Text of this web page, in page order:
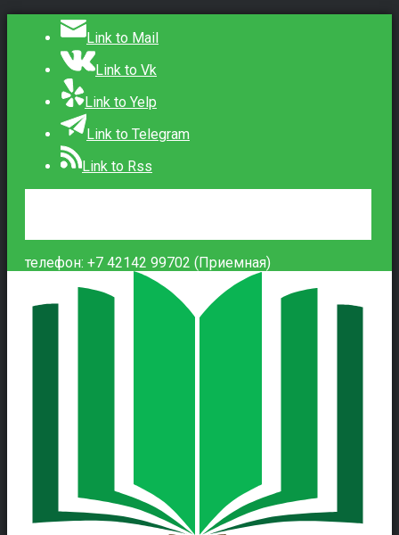
Link to Mail
Link to Vk
Link to Yelp
Link to Telegram
Link to Rss
телефон: +7 42142 99702 (Приемная)